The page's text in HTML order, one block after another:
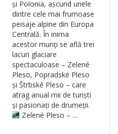
și Polonia, ascund unele
dintre cele mai frumoase
peisaje alpine din Europa
Centrală. În inima
acestor munți se află trei
lacuri glaciare
spectaculoase – Zelené
Pleso, Popradské Pleso
și Štrbské Pleso – care
atrag anual mii de turiști
și pasionați de drumeții.
Zelené Pleso – …